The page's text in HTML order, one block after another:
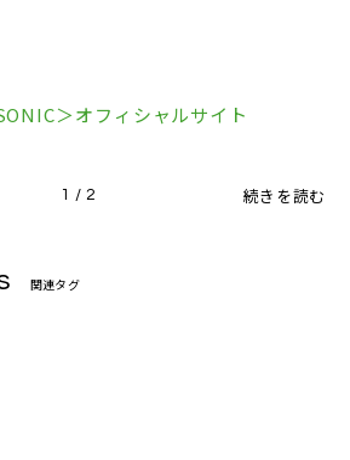
＞オフィシャルサイト
1 / 2 続きを読む
関連タグ